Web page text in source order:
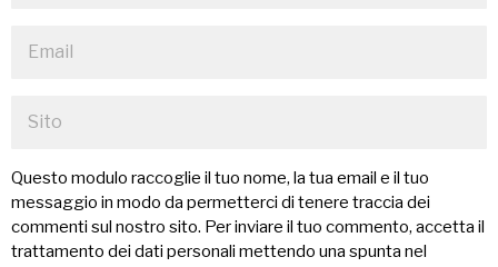
Questo modulo raccoglie il tuo nome, la tua email e il tuo
messaggio in modo da permetterci di tenere traccia dei
commenti sul nostro sito. Per inviare il tuo commento, accetta il
trattamento dei dati personali mettendo una spunta nel